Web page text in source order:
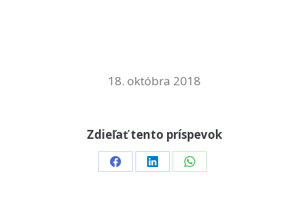
18. októbra 2018
Zdieľať tento príspevok
Share Share Share